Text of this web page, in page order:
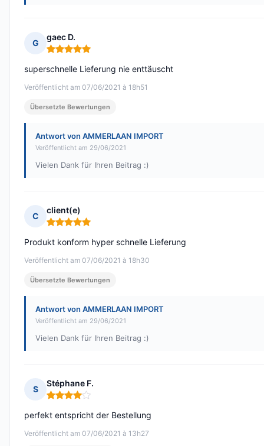
G
gaec D.
Hinweis: 5 von 5
Veröffentlicht am 07/06/2021 à 18h51
superschnelle Lieferung nie enttäuscht
Übersetzte Bewertungen
Antwort von AMMERLAAN IMPORT
Veröffentlicht am 29/06/2021
Vielen Dank für Ihren Beitrag :)
C
client(e)
Hinweis: 5 von 5
Veröffentlicht am 07/06/2021 à 18h30
Produkt konform hyper schnelle Lieferung
Übersetzte Bewertungen
Antwort von AMMERLAAN IMPORT
Veröffentlicht am 29/06/2021
Vielen Dank für Ihren Beitrag :)
S
Stéphane F.
Hinweis: 4 von 5
Veröffentlicht am 07/06/2021 à 13h27
perfekt entspricht der Bestellung